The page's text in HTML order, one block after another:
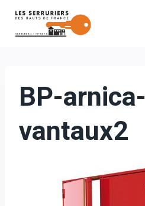
Aller
BP-arnica-
vantaux2